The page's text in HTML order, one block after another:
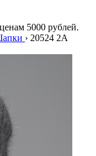
5000 рублей.
› 20524 2A